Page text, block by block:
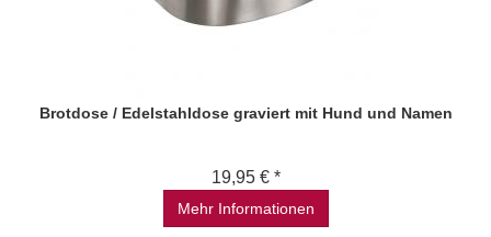
Brotdose / Edelstahldose graviert mit Hund und Namen
19,95 € *
Mehr Informationen